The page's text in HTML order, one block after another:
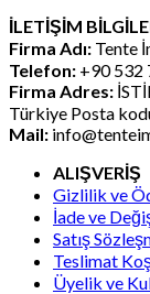
İLETİŞİM
Firma Adı: Tente
Telefon: +90 532
Firma Adres:
Türkiye Posta
Mail:
ALIŞVERİŞ
Gizlilik ve
İade ve
Satış
Teslimat
Üyelik ve